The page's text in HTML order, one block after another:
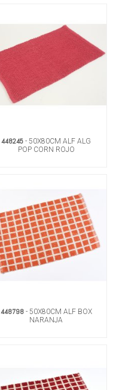
448245 - 50X80CM ALF ALG
POP CORN ROJO
448798- 50X80CM ALF BOX
NARANJA